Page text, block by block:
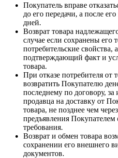
Покупатель вправе
до его передачи, а после
дней.
Возврат товара
случае если сохранены его
потребительские свойства,
подтверждающий факт и
товара.
При отказе потребителя от
возвратить Покупателю
последнему по договору,
продавца на доставку от
товара, не позднее чем
предъявления Покупателем
требования.
Возврат и обмен товара
сохранении его внешнего
документов.